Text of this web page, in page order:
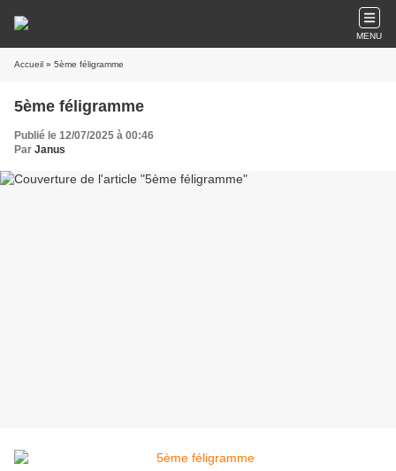
MENU
Accueil » 5ème féligramme
5ème féligramme
Publié le 12/07/2025 à 00:46
Par Janus